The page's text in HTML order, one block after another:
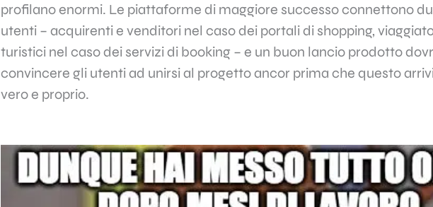
profilano enormi. Le piattaforme di maggiore successo connettono
utenti – acquirenti e venditori nel caso dei portali di shopping,
turistici nel caso dei servizi di booking – e un buon lancio prodotto
convincere gli utenti ad unirsi al progetto ancor prima che questo
vero e proprio.